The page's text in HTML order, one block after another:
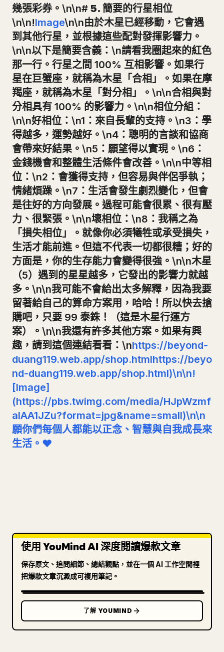
幾張彩券。\n\n# 5. 簡要的行星相位
\n\n!Image\n\n由於木星已經移動，它會遇
到其他行星，並根據這些配對發揮影響力。
\n\n以下是簡要含義：\n請看我圈起來的紅色
那一行。行星之間 100% 互相影響。如果行
星在巨蟹座，就稱為木星「合相」。如果在摩
羯座，就稱為木星「對分相」。\n\n合相與對
分相具有 100% 的影響力。\n\n相位分組：
\n\n好相位：\n1：來自長輩的支持。\n3：學
得越多，運勢越好。\n4：聰明的言談和協商
會帶來好結果。\n5：願望得以實現。\n6：
金錢機會和整體生活條件會改善。\n\n中等相
位：\n2：會獲得支持，但容易與伴侶爭執；
情緒煩躁。\n7：生活會發生劇烈變化，但會
是往好的方向發展。過程可能會很累、很有壓
力、很緊張。\n\n壞相位：\n8：我稱之為
「損失相位」。就像你必須犧牲或承受損失，
生活才能前進。但這不代表一切都很糟；好的
方面是，你的生存能力會變得很強。\n\n木星
（5）遇到的星星越多，它發出的影響力就越
多。\n\n我可能不會給出太多解釋，因為我要
留著給自己的算命方案用，哈哈！所以快去搶
購吧，只要 99 泰銖！（這是木星行運方
案）。\n\n我還有許多其他方案。如果有興
趣，請到這個連結看看：\nhttps://beyond-
duang119.web.app/shop.htmlhttps://beyo
nd-duang119.web.app/shop.html)\n\n!
[Image]
(https://pbs.twimg.com/media/HJpWzmf
aIAA1JZu?format=jpg&name=small)\n\n
願你們每個人都能以正念、智慧與自我成長來
生活。❤️
使用 YouMind AI 深度閱讀爆款文章
保存原文、追問細節、總結觀點，並在一個 AI 工作空間裡
把爆款文章沉澱成可複用筆記。
了解 YOUMIND